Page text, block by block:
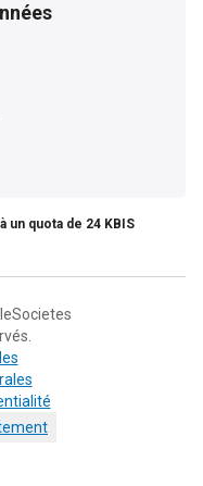
un quota de 24 KBIS